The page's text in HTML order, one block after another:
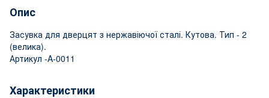
Опис
Засувка для дверцят з нержавіючої сталі. Кутова. Тип - 2
(велика).
Артикул -A-0011
Характеристики